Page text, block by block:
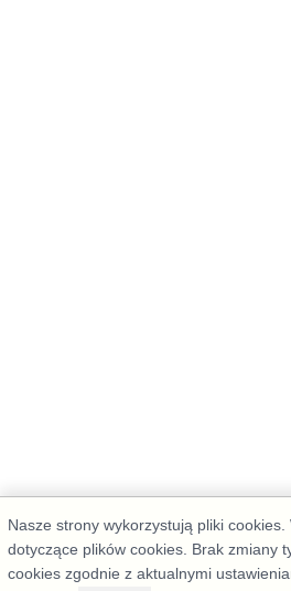
Nasze strony wykorzystują pliki
dotyczące plików cookies. Brak zmiany
cookies zgodnie z aktualnymi